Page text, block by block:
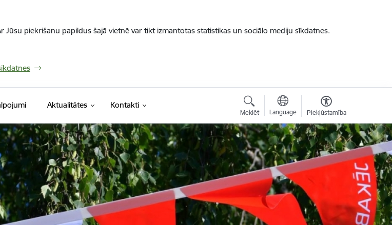
piekrišanu papildus šajā vietnē var tikt izmantotas statistikas un sociālo mediju sīkdatnes.
Aktualitātes Kontakti
Meklēt Language Piekļūstamība